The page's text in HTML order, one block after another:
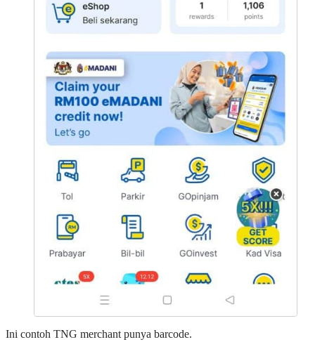
Ini contoh TNG merchant punya barcode.